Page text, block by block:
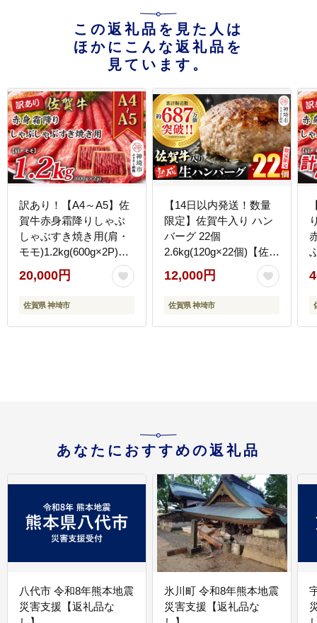
この返礼品を見た人は
ほかにこんな返礼品を
見ています。
訳あり！【A4～A5】佐
賀牛赤身霜降りしゃぶ
しゃぶすき焼き用(肩・
モモ)1.2kg(600g×2P)
【肉 牛肉 ブランド牛 黒
毛和牛 ふるさと納税】
(H112135)
20,000円
佐賀県 神埼市
【14日以内発送！数量
限定】佐賀牛入り ハン
バーグ 22個
2.6kg(120g×22個)【佐賀
牛 黒毛和牛 ブランド牛
九州 ハンバーグ 牛肉 豚
肉 国産 お弁当 おかず
(H083106)
12,000円
佐賀県 神埼市
あなたにおすすめの返礼品
八代市 令和8年熊本地震
災害支援【返礼品な
氷川町 令和8年熊本地震
災害支援【返礼品な